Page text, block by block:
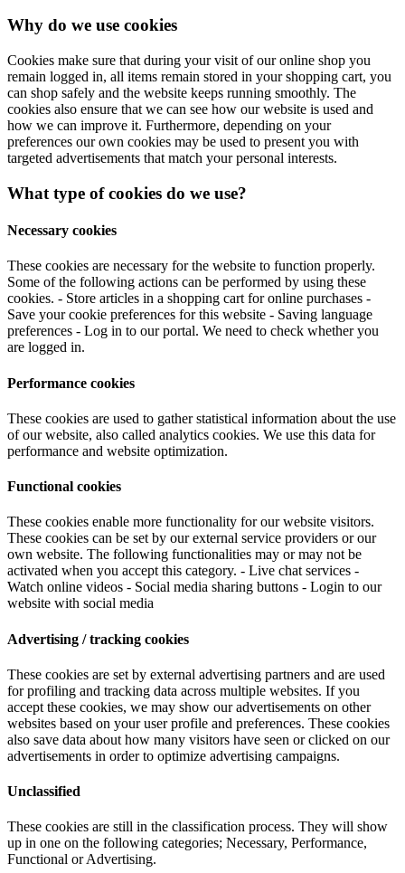
Why do we use cookies
Cookies make sure that during your visit of our online shop you
remain logged in, all items remain stored in your shopping cart, you
can shop safely and the website keeps running smoothly. The
cookies also ensure that we can see how our website is used and
how we can improve it. Furthermore, depending on your
preferences our own cookies may be used to present you with
targeted advertisements that match your personal interests.
What type of cookies do we use?
Necessary cookies
These cookies are necessary for the website to function properly.
Some of the following actions can be performed by using these
cookies. - Store articles in a shopping cart for online purchases -
Save your cookie preferences for this website - Saving language
preferences - Log in to our portal. We need to check whether you
are logged in.
Performance cookies
These cookies are used to gather statistical information about the use
of our website, also called analytics cookies. We use this data for
performance and website optimization.
Functional cookies
These cookies enable more functionality for our website visitors.
These cookies can be set by our external service providers or our
own website. The following functionalities may or may not be
activated when you accept this category. - Live chat services -
Watch online videos - Social media sharing buttons - Login to our
website with social media
Advertising / tracking cookies
These cookies are set by external advertising partners and are used
for profiling and tracking data across multiple websites. If you
accept these cookies, we may show our advertisements on other
websites based on your user profile and preferences. These cookies
also save data about how many visitors have seen or clicked on our
advertisements in order to optimize advertising campaigns.
Unclassified
These cookies are still in the classification process. They will show
up in one on the following categories; Necessary, Performance,
Functional or Advertising.